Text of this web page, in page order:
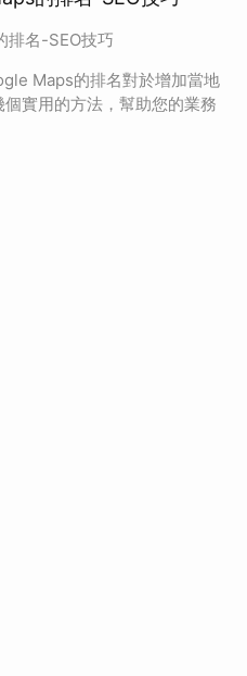
排名-SEO技巧
Maps的排名對於增加當地
實用的方法，幫助您的業務